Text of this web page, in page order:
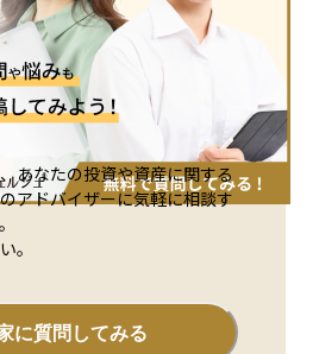
成比が高い一部の大型株が不調な場
定的になることがあります。これは指
きな企業の影響が強く反映されるため
しているのかを確認し、日本株投資に
て自分の目的に合っているかを整理す
あなたの投資や資産に関する
アドバイザーに気軽に相談す
。
に質問してみる